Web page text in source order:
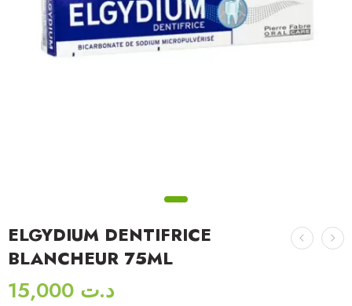
ELGYDIUM DENTIFRICE
BLANCHEUR 75ML
د.ت